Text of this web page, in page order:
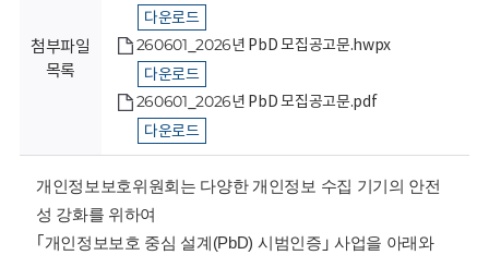
첨부파일
목록
다운로드
260601_2026년 PbD 모집공고문.hwpx
다운로드
260601_2026년 PbD 모집공고문.pdf
다운로드
개인정보보호위원회는 다양한 개인정보 수집 기기의 안전
성 강화를 위하여
｢개인정보보호 중심 설계(PbD) 시범인증｣ 사업을 아래와